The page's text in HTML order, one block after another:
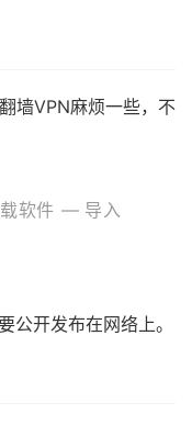
墙VPN麻烦一些，不
软件 — 导入
公开发布在网络上。